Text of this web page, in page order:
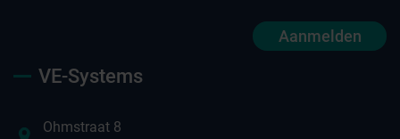
Aanmelden
VE-Systems
Ohmstraat 8